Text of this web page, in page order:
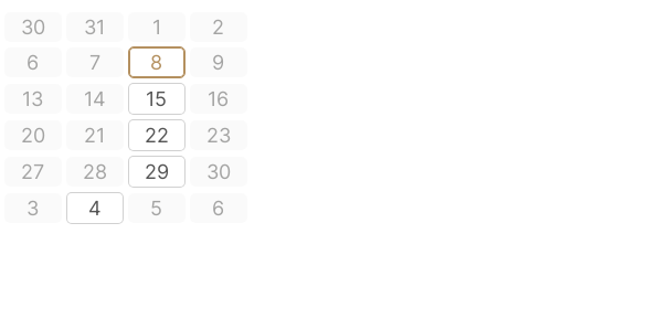
30 31 1
2
6 7 8
9
13 14 15
16
20 21 22
23
27 28 29
30
3 4 5 6